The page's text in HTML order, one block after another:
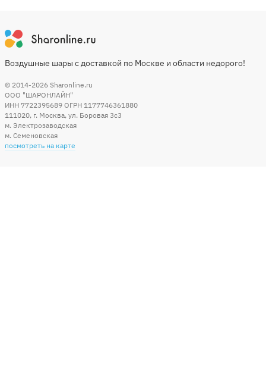
Воздушные шары с доставкой по Москве и области недорого!
© 2014-2026 Sharonline.ru
ООО "ШАРОНЛАЙН"
ИНН 7722395689 ОГРН 1177746361880
111020, г. Москва, ул. Боровая 3c3
м. Электрозаводская
м. Семеновская
посмотреть на карте